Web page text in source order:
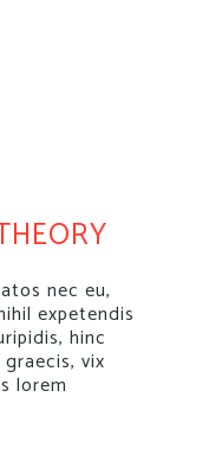
nec eu,
expetendis
hinc
vix
lorem